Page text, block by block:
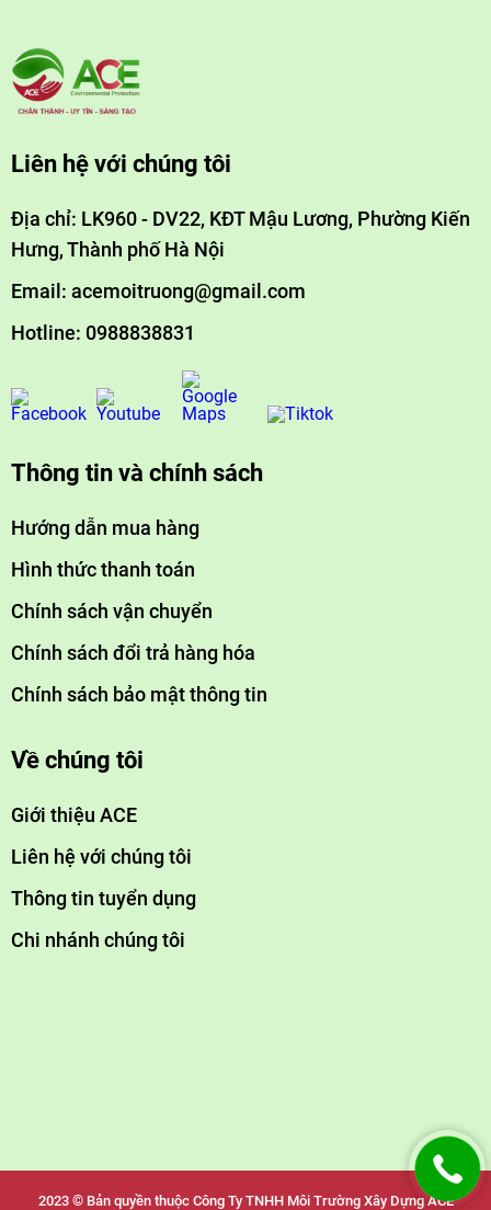
Liên hệ với chúng tôi
Địa chỉ: LK960 - DV22, KĐT Mậu Lương, Phường Kiến
Hưng, Thành phố Hà Nội
Email: acemoitruong@gmail.com
Hotline: 0988838831
Thông tin và chính sách
Hướng dẫn mua hàng
Hình thức thanh toán
Chính sách vận chuyển
Chính sách đổi trả hàng hóa
Chính sách bảo mật thông tin
Về chúng tôi
Giới thiệu ACE
Liên hệ với chúng tôi
Thông tin tuyển dụng
Chi nhánh chúng tôi
2023 © Bản quyền thuộc Công Ty TNHH Môi Trường Xây Dựng ACE